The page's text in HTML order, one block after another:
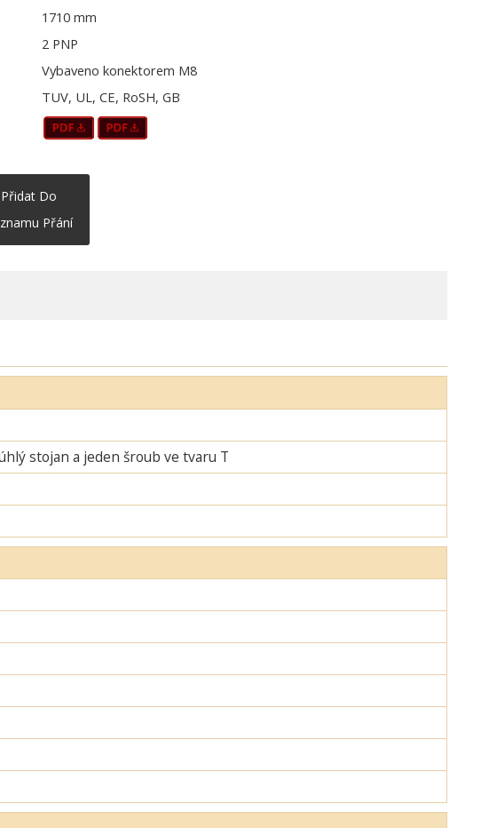
1710 mm
2 PNP
Vybaveno konektorem M8
TUV, UL, CE, RoSH, GB
Přidat Do
Přání
stojan a jeden šroub ve tvaru T